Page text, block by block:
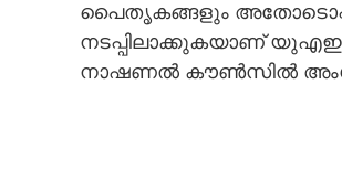
പൈതൃകങ്ങളും അതോടൊപ്പം
നടപ്പിലാക്കുകയാണ്
നാഷണല്‍ കൗണ്‍സില്‍